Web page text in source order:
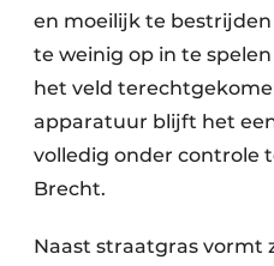
en moeilijk te bestrijden
te weinig op in te
het veld
apparatuur blijft het
volledig onder controle
Brecht.
Naast straatgras vormt